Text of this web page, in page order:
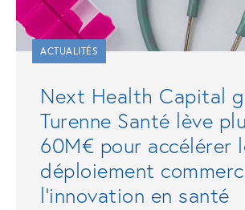
ACTUALITÉS
Next Health Capital
Turenne Santé lève
60M€ pour accélérer
déploiement
l'innovation en santé